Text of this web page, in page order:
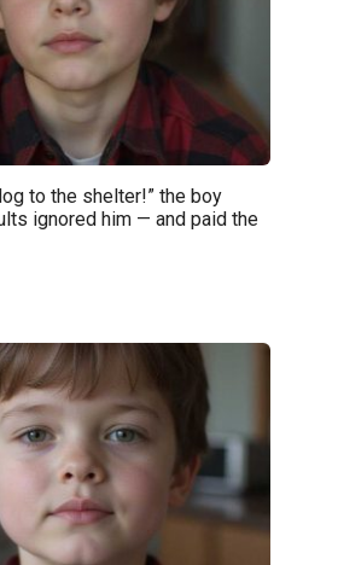
to the shelter!” the boy
ignored him — and paid the